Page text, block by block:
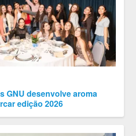
GNU desenvolve aroma
edição 2026